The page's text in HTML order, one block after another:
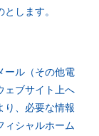
します。
ール（その他電
ェブサイト上へ
り、必要な情報
ィシャルホーム